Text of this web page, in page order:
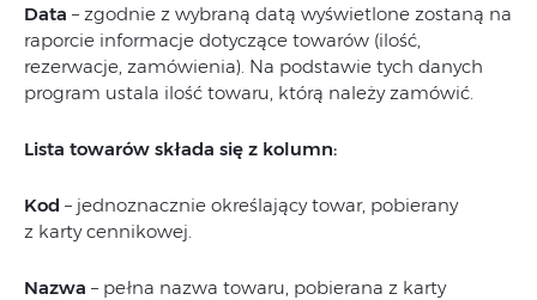
Data – zgodnie z wybraną datą wyświetlone zostaną na
raporcie informacje dotyczące towarów (ilość,
rezerwacje, zamówienia). Na podstawie tych danych
program ustala ilość towaru, którą należy zamówić.
Lista towarów składa się z kolumn:
Kod – jednoznacznie określający towar, pobierany
z karty cennikowej.
Nazwa – pełna nazwa towaru, pobierana z karty